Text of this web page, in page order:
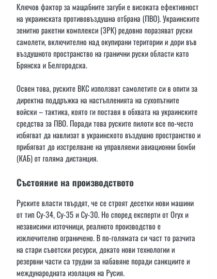
Ключов фактор за мащабните загуби е високата ефективност
на украинската противовъздушна отбрана (ПВО). Украинските
зенитно ракетни комплекси (ЗРК) редовно поразяват руски
самолети, включително над окупирани територии и дори във
въздушното пространство на гранични руски области като
Брянска и Белгородска.
Освен това, руските ВКС използват самолетите си в опити за
директна поддръжка на настъпленията на сухопътните
войски – тактика, която ги поставя в обхвата на украинските
средства за ПВО. Поради това руските пилоти все по-често
избягват да навлизат в украинското въздушно пространство и
прибягват до изстрелване на управляеми авиационни бомби
(КАБ) от голяма дистанция.
Състояние на производството
Руските власти твърдят, че се строят десетки нови машини
от тип Су-34, Су-35 и Су-30. Но според експерти от Oryx и
независими източници, реалното производство е
изключително ограничено. В по-голямата си част то разчита
на стари съветски ресурси, докато нови технологии и
резервни части са трудни за набавяне поради санкциите и
международната изолация на Русия.